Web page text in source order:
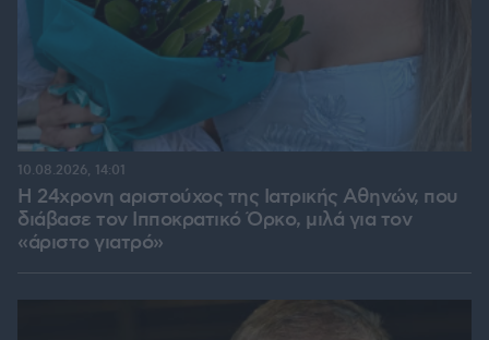
Η 24χρονη αριστούχος της Ιατρικής Αθηνών, που
διάβασε τον Ιπποκρατικό Όρκο, μιλά για τον
«άριστο γιατρό»
10.08.2026, 14:01